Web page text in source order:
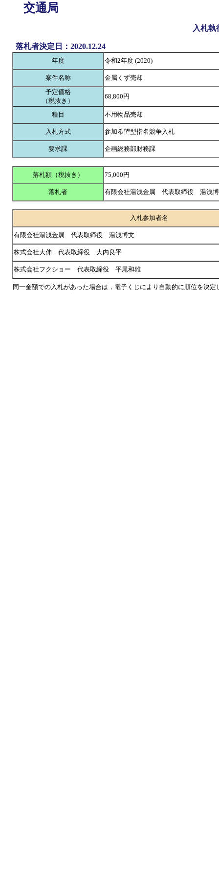
交通局
入札執
落札者決定日：2020.12.24
年度 令和2年度 (2020)
案件名称
金属くず売却
予定価格
（税抜き）
68,800円
種目 不用物品売却
入札方式 参加希望型指名競争入札
要求課 企画総務部財務課
落札額（税抜き） 75,000円
落札者 有限会社湯浅金属 代表取締役 湯浅
入札参加者名
有限会社湯浅金属 代表取締役 湯浅博文
株式会社大伸 代表取締役 大内良平
株式会社フクショー 代表取締役 平尾和雄
同一金額での入札があった場合は，電子くじにより自動的に順位を決定